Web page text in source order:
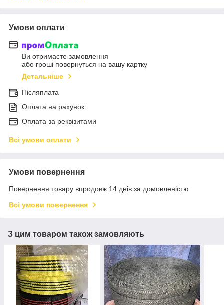
Умови оплати
Ви отримаєте замовлення
або гроші повернуться на вашу картку
Детальніше
Післяплата
Оплата на рахунок
Оплата за реквізитами
Всі умови оплати
Умови повернення
Повернення товару впродовж 14 днів за домовленістю
Всі умови повернення
З цим товаром також замовляють